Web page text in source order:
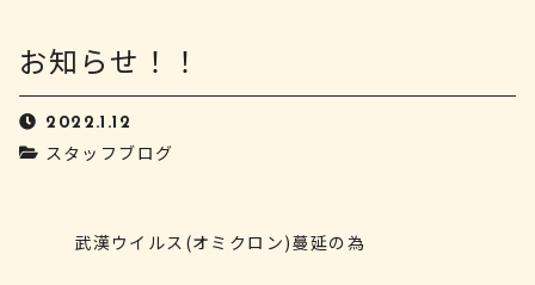
お知らせ！！
2022.1.12
スタッフブログ
武漢ウイルス(オミクロン)蔓延の為